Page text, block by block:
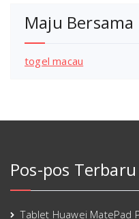
Maju Bersama
togel macau
Pos-pos Terbaru
Tablet Huawei MatePad